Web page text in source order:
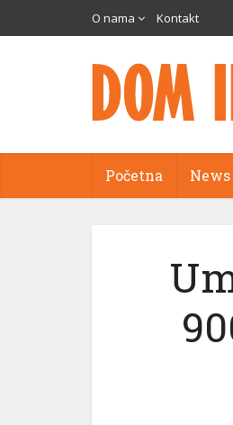
O nama Kontakt
Početna